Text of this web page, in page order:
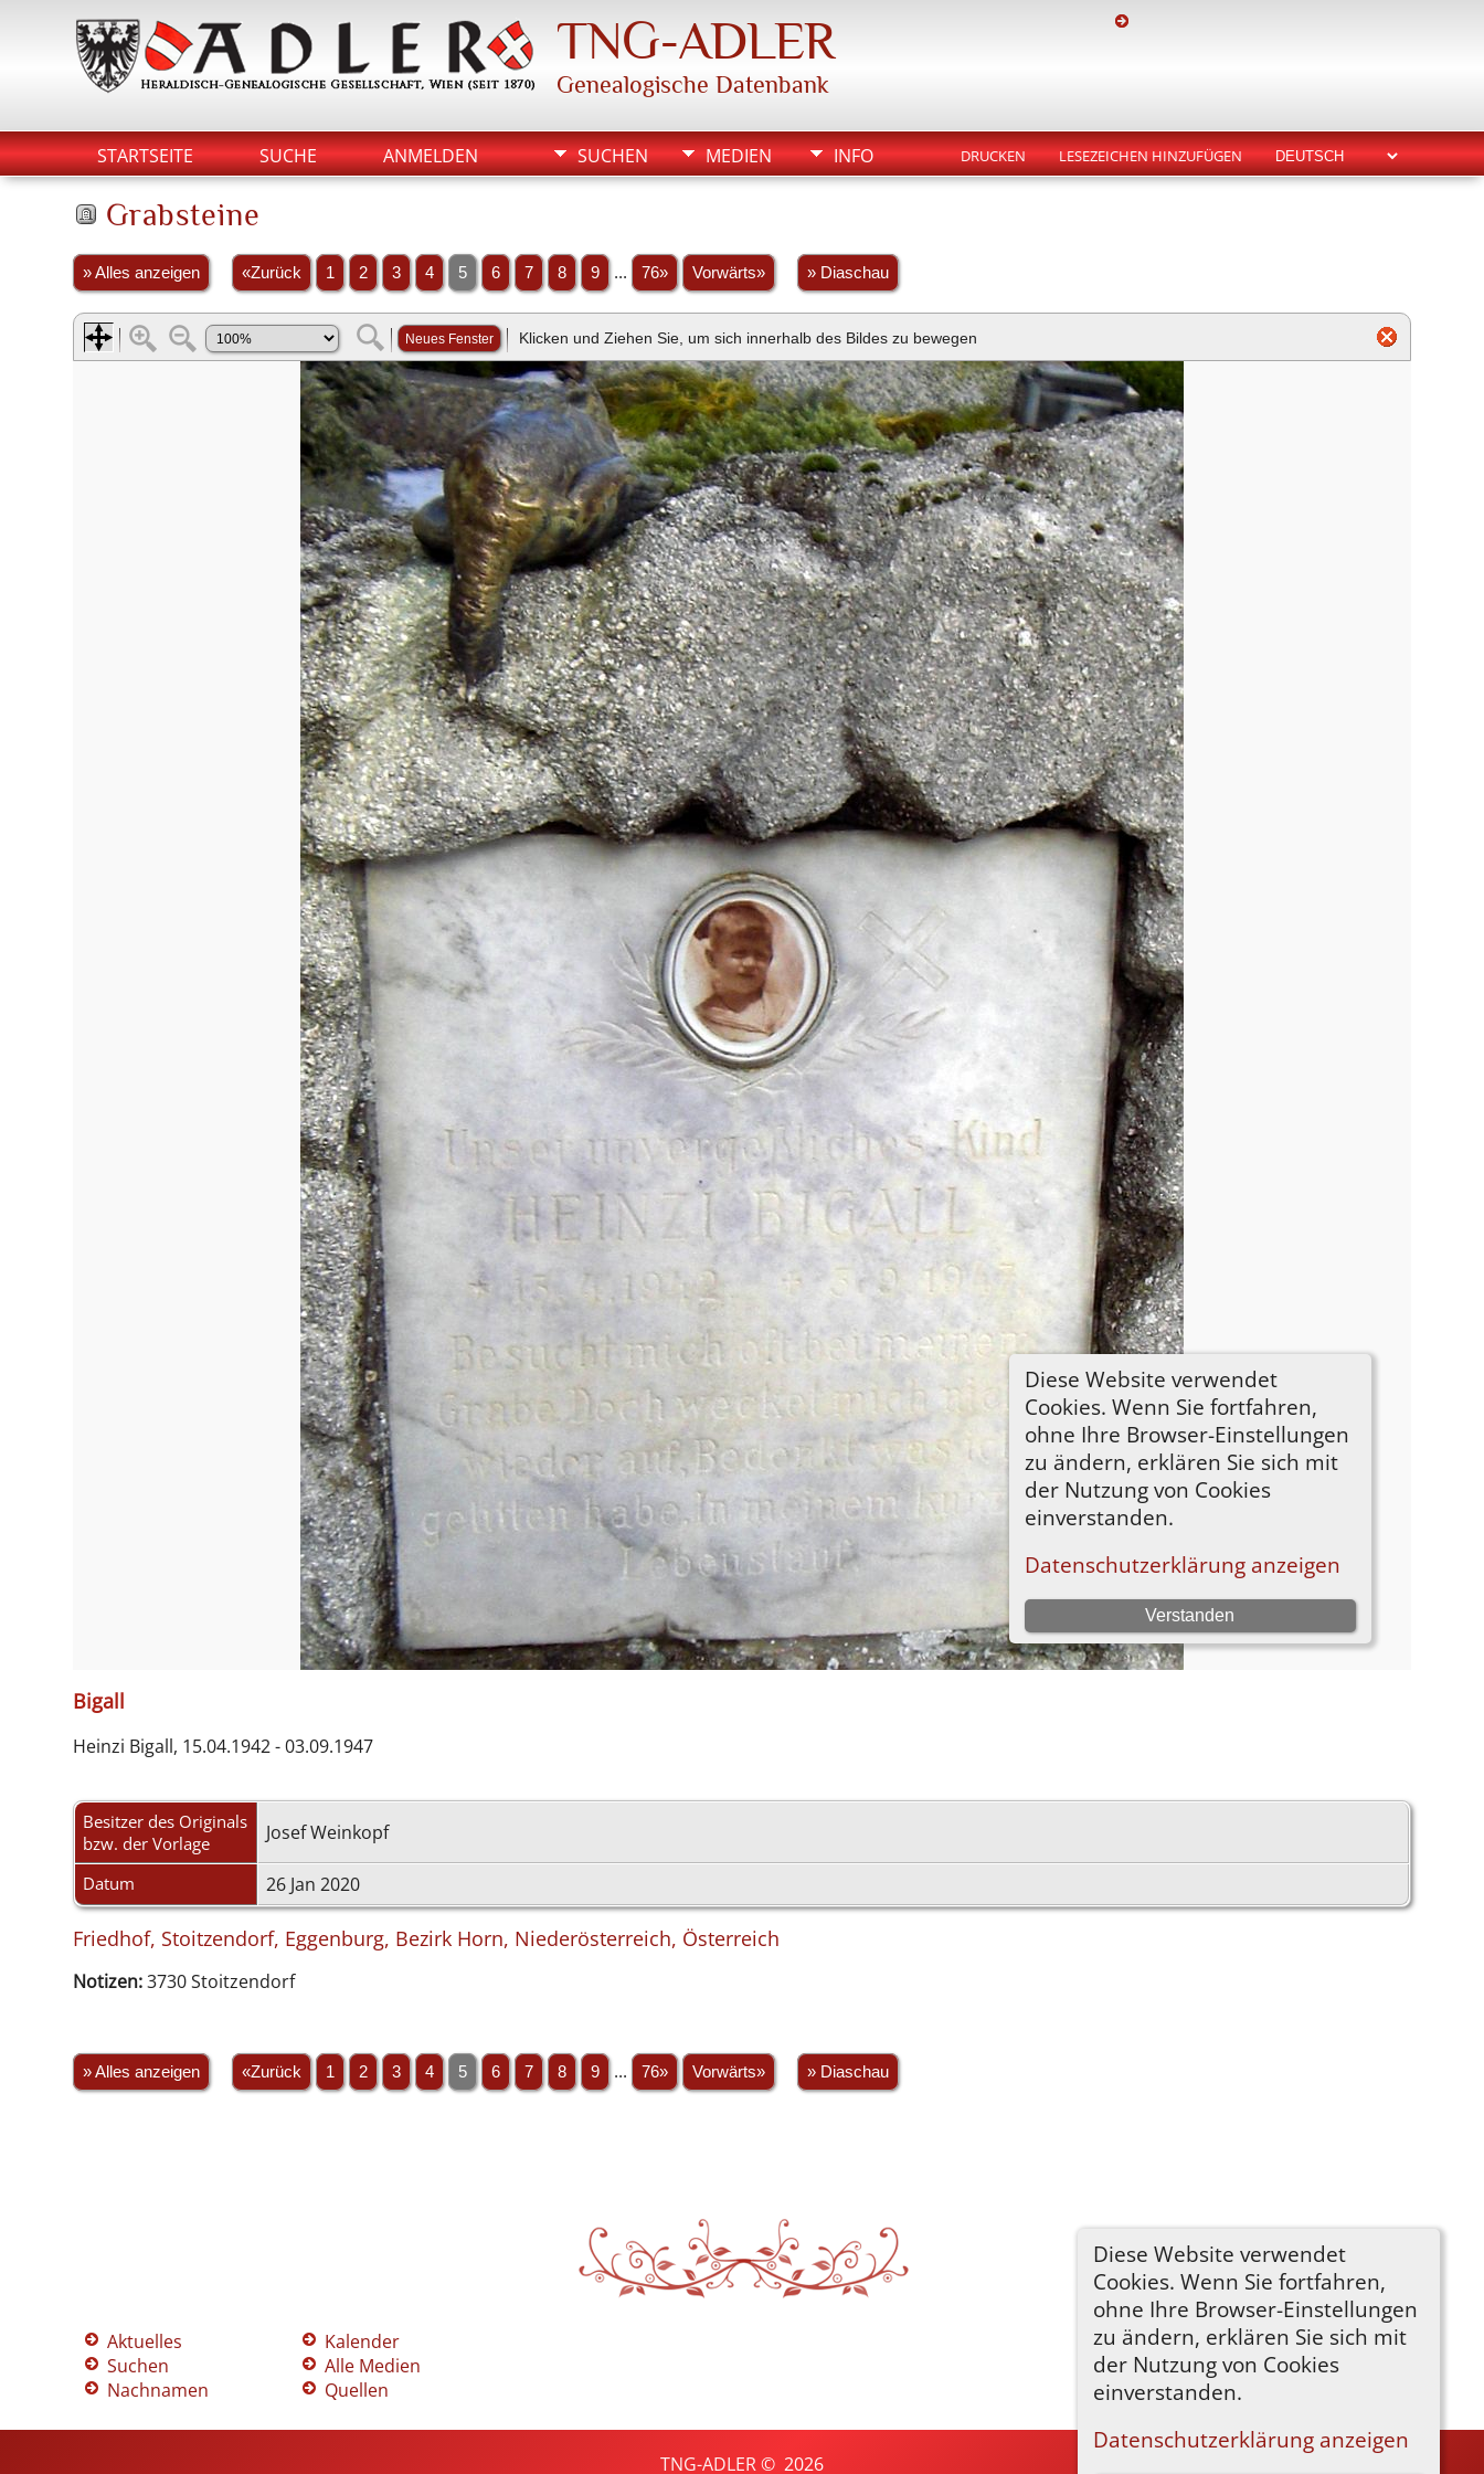
TNG-ADLER
Genealogische Datenbank
STARTSEITE SUCHE ANMELDEN SUCHEN MEDIEN INFO DRUCKEN LESEZEICHEN HINZUFÜGEN
Diese Website verwendet
Cookies. Wenn Sie fortfahren,
ohne Ihre Browser-Einstellungen
zu ändern, erklären Sie sich mit
der Nutzung von Cookies
einverstanden.
Datenschutzerklärung anzeigen
Grabsteine
» Alles anzeigen «Zurück 1 2 3 4 5 6 7 8 9 ... 76» Vorwärts» » Diaschau
Bigall
Heinzi Bigall, 15.04.1942 - 03.09.1947
Besitzer des Originals
bzw. der Vorlage
Josef Weinkopf
Datum 26 Jan 2020
Friedhof, Stoitzendorf, Eggenburg, Bezirk Horn, Niederösterreich, Österreich
Notizen:3730 Stoitzendorf
» Alles anzeigen «Zurück 1 2 3 4 5 6 7 8 9 ... 76» Vorwärts» » Diaschau
Aktuelles
Suchen
Nachnamen
Kalender
Alle Medien
Quellen
TNG-ADLER© 2026